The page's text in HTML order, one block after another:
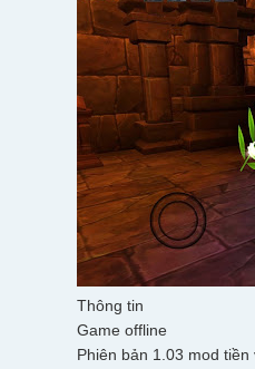
Thông tin
Game offline
Phiên bản 1.03 mod tiền